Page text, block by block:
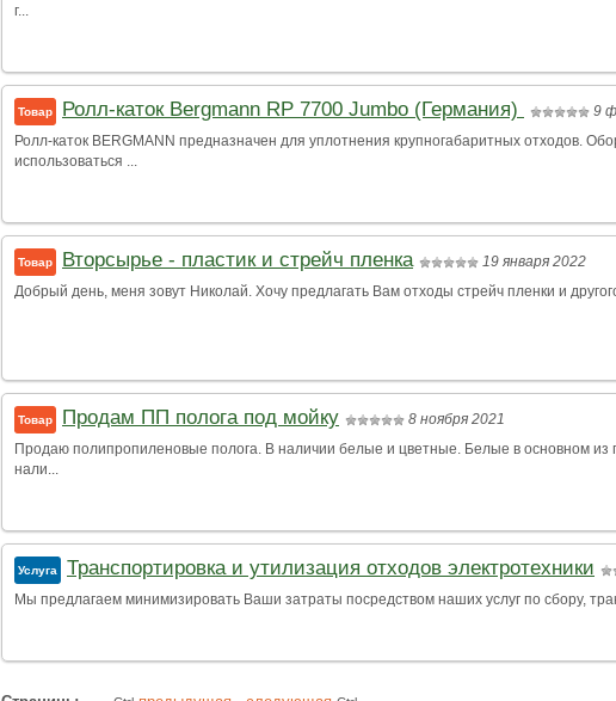
г...
Товар Ролл-каток Bergmann RP 7700 Jumbo (Германия)
9
Ролл-каток BERGMANN предназначен для уплотнения крупногабаритных отходов.
использоваться ...
Товар Вторсырье - пластик и стрейч пленка
19 января 2022
Добрый день, меня зовут Николай. Хочу предлагать Вам отходы стрейч пленки и
Товар Продам ПП полога под мойку
8 ноября 2021
Продаю полипропиленовые полога. В наличии белые и цветные. Белые в основном
нали...
Услуга Транспортировка и утилизация отходов электротехники
Мы предлагаем минимизировать Ваши затраты посредством наших услуг по сбору,